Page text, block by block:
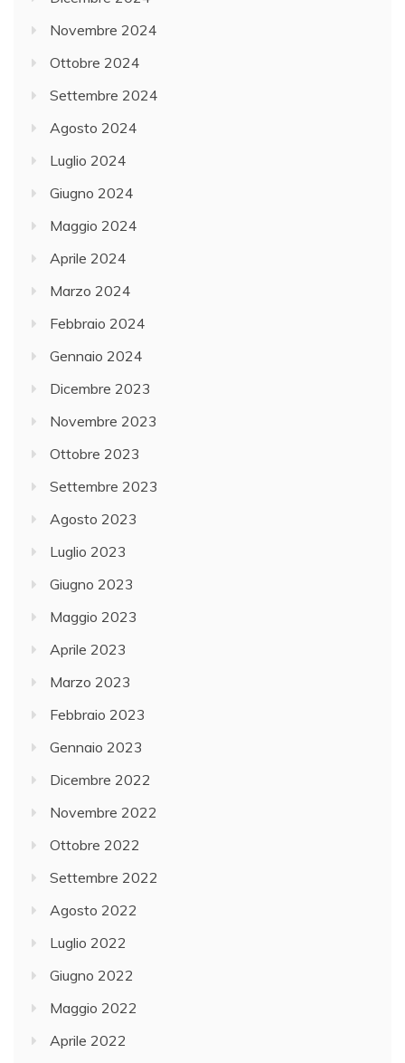
Novembre 2024
Ottobre 2024
Settembre 2024
Agosto 2024
Luglio 2024
Giugno 2024
Maggio 2024
Aprile 2024
Marzo 2024
Febbraio 2024
Gennaio 2024
Dicembre 2023
Novembre 2023
Ottobre 2023
Settembre 2023
Agosto 2023
Luglio 2023
Giugno 2023
Maggio 2023
Aprile 2023
Marzo 2023
Febbraio 2023
Gennaio 2023
Dicembre 2022
Novembre 2022
Ottobre 2022
Settembre 2022
Agosto 2022
Luglio 2022
Giugno 2022
Maggio 2022
Aprile 2022